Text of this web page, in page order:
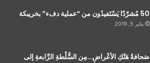
50 مُشرّدًا يَسْتَفيدُون من “عملية دفء” بخريبكة
يناير 5, 2019
صَحافةُ هَتْكِ الأعْراضِ…مِن السُّلْطةِ الرِّابعةِ إلى